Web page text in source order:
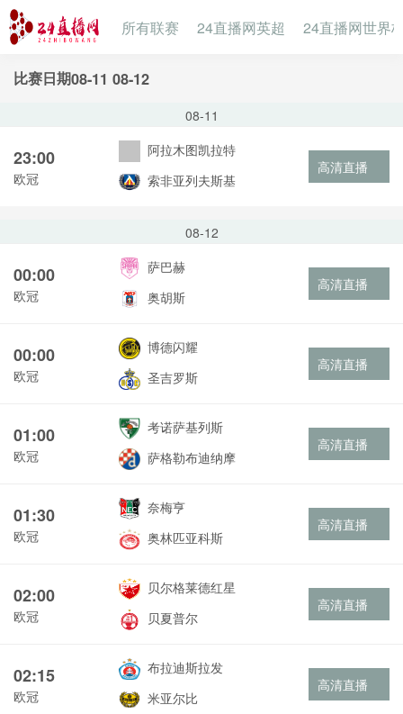
所有联赛 24直播网英超 24直播网世界
比赛日期08-11 08-12
08-11
23:00
欧冠
阿拉木图凯拉特
索非亚列夫斯基
高清直播
08-12
00:00
欧冠
萨巴赫
奥胡斯
高清直播
00:00
欧冠
博德闪耀
圣吉罗斯
高清直播
01:00
欧冠
考诺萨基列斯
萨格勒布迪纳摩
高清直播
01:30
欧冠
奈梅亨
奥林匹亚科斯
高清直播
02:00
欧冠
贝尔格莱德红星
贝夏普尔
高清直播
02:15
欧冠
布拉迪斯拉发
米亚尔比
高清直播